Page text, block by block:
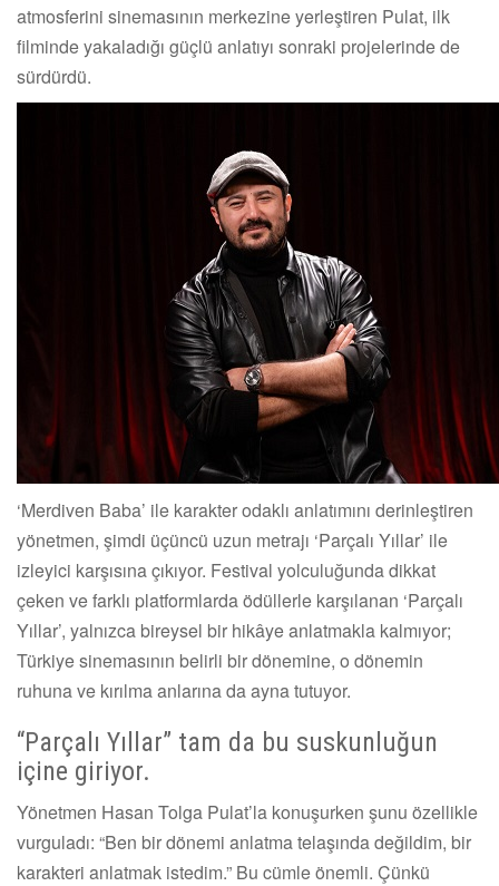
atmosferini sinemasının merkezine yerleştiren Pulat, ilk
filminde yakaladığı güçlü anlatıyı sonraki projelerinde de
sürdürdü.
‘Merdiven Baba’ ile karakter odaklı anlatımını derinleştiren
yönetmen, şimdi üçüncü uzun metrajı ‘Parçalı Yıllar’ ile
izleyici karşısına çıkıyor. Festival yolculuğunda dikkat
çeken ve farklı platformlarda ödüllerle karşılanan ‘Parçalı
Yıllar’, yalnızca bireysel bir hikâye anlatmakla kalmıyor;
Türkiye sinemasının belirli bir dönemine, o dönemin
ruhuna ve kırılma anlarına da ayna tutuyor.
“Parçalı Yıllar” tam da bu suskunluğun
içine giriyor.
Yönetmen Hasan Tolga Pulat’la konuşurken şunu özellikle
vurguladı: “Ben bir dönemi anlatma telaşında değildim, bir
karakteri anlatmak istedim.” Bu cümle önemli. Çünkü